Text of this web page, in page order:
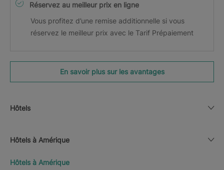
Réservez au meilleur prix en ligne
Vous profitez d’une remise additionnelle si vous
réservez le meilleur prix avec le Tarif Prépaiement
En savoir plus sur les avantages
Hôtels
Hôtels à Amérique
Hôtels à Amérique